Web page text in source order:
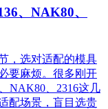
、NAK80、
，选对适配的模具
要麻烦。很多刚开
NAK80、2316这几
配场景，盲目选贵